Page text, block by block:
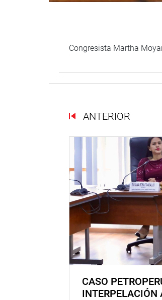
Congresista Martha
ANTERIOR
CASO
INTERPELACIÓN